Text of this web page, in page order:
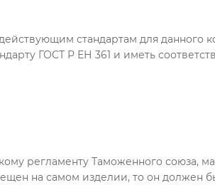
стандартам для данного
ГОСТ Р ЕН 361 и иметь
регламенту Таможенного союза,
на самом изделии, то он должен